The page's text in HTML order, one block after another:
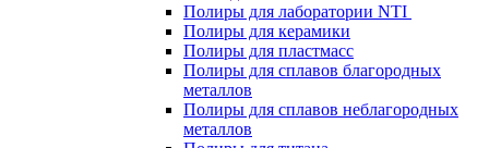
Полиры для лаборатории NTI
Полиры для керамики
Полиры для пластмасс
Полиры для сплавов благородных
металлов
Полиры для сплавов неблагородных
металлов